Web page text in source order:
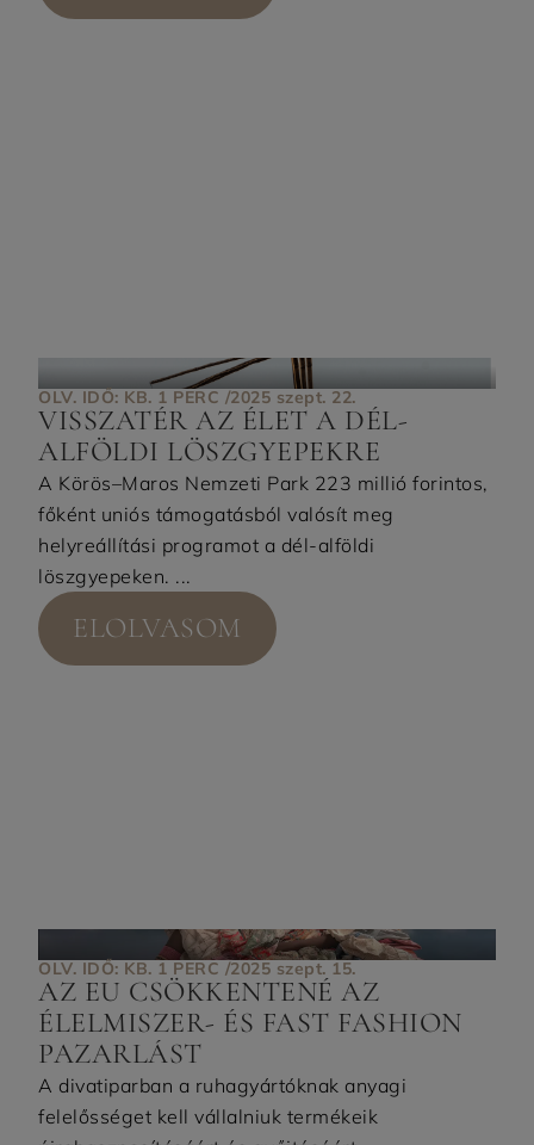
OLV. IDŐ: KB. 1 PERC /2025 szept. 22.
VISSZATÉR AZ ÉLET A DÉL-
ALFÖLDI LÖSZGYEPEKRE
A Körös–Maros Nemzeti Park 223 millió forintos,
főként uniós támogatásból valósít meg
helyreállítási programot a dél-alföldi
löszgyepeken. ...
ELOLVASOM
OLV. IDŐ: KB. 1 PERC /2025 szept. 15.
AZ EU CSÖKKENTENÉ AZ
ÉLELMISZER- ÉS FAST FASHION
PAZARLÁST
A divatiparban a ruhagyártóknak anyagi
felelősséget kell vállalniuk termékeik